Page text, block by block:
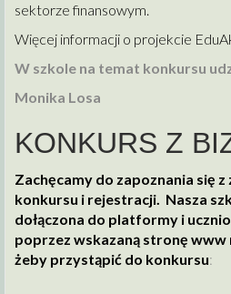
sektorze finansowym.
Więcej informacji o projekcie
W szkole na temat konkursu
Monika Losa
KONKURS Z
Zachęcamy do zapoznania się z
konkursu i rejestracji. Nasza
dołączona do platformy i
poprzez wskazaną stronę www
żeby przystąpić do konkursu: